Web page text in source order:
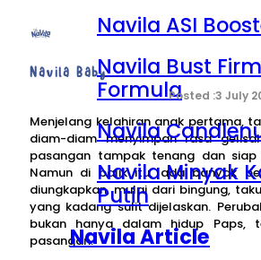
Navila ASI
Navila Bust Firm
Formula
Navila
Navila Minyak
Putih
Navila Article
Navila Baby
3 July
Menjelang kelahiran anak pertama,
diam-diam menyimpan rasa
pasangan tampak tenang dan siap
Namun di balik itu, ada banyak
diungkapkan, mulai dari bingung,
yang kadang sulit dijelaskan.
bukan hanya dalam hidup Paps,
pasangan.